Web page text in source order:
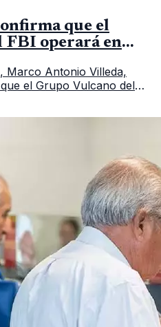
que el
FBI operará en
Marco Antonio Villeda,
el Grupo Vulcano del
del Ministerio